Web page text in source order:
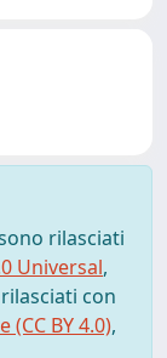
rilasciati
Universal,
con
BY 4.0),